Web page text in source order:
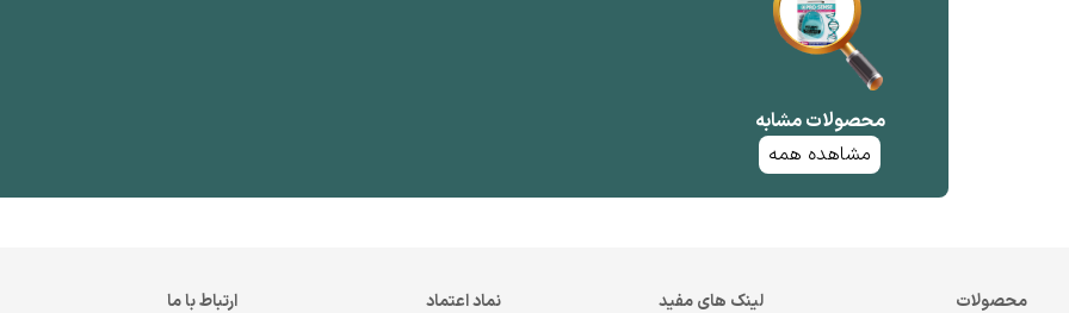
محصولات مشابه
مشاهده همه
محصولات لینک های مفید نماد اعتماد ارتباط با ما